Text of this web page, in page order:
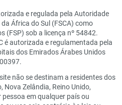
e regulada pela Autoridade
África do Sul (FSCA) como
(FSP) sob a licença nº 54842.
é autorizada e regulamentada pela
dos Emirados Árabes Unidos
não se destinam a residentes dos
Nova Zelândia, Reino Unido,
em qualquer país ou